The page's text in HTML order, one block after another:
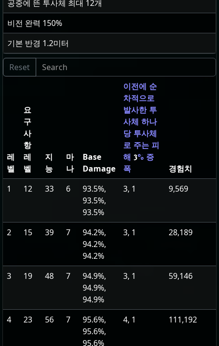
공중에 뜬 투사체 최대 12개
비전 완력 150%
기본 반경 1.2미터
레
벨
요
구
사
항
레
벨
지
능
마
나
Base
Damage
이전에 순
차적으로
발사한 투
사체 하나
당 투사체
로 주는 피
해 3% 증
폭
경험치
1
12 33 6
93.5%,
93.5%,
93.5%
3, 1 9,569
2 15 39 7
94.2%,
94.2%,
94.2%
3, 1 28,189
3 19 48 7
94.9%,
94.9%,
94.9%
3, 1 59,146
4 23 56 7
95.6%,
95.6%,
95.6%
4, 1 111,192